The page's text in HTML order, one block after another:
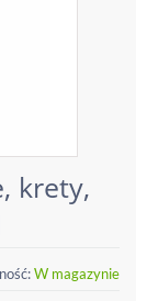
krety,
W magazynie